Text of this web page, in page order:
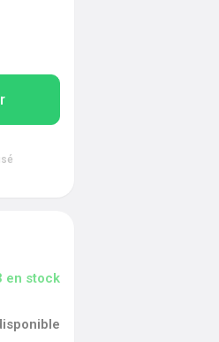
en stock